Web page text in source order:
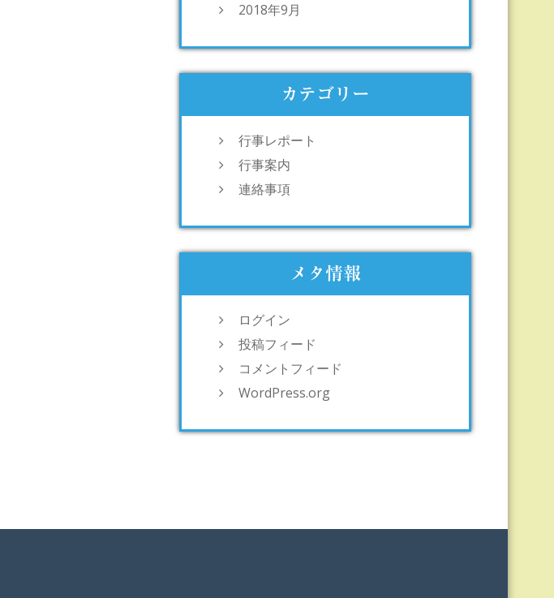
2018年9月
カテゴリー
行事レポート
行事案内
連絡事項
メタ情報
ログイン
投稿フィード
コメントフィード
WordPress.org